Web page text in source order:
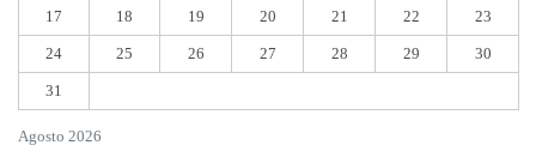
Agosto 2026
17 18 19 20 21 22 23
24 25 26 27 28 29 30
31